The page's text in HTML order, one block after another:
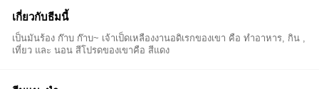
เกี่ยวกับธีมนี้
เป็นมันร้อง ก๊าบ ก๊าบ~ เจ้าเป็ดเหลืองงานอดิเรกของเขา คือ ทำอาหาร, กิน ,
เที่ยว และ นอน สีโปรดของเขาคือ สีแดง